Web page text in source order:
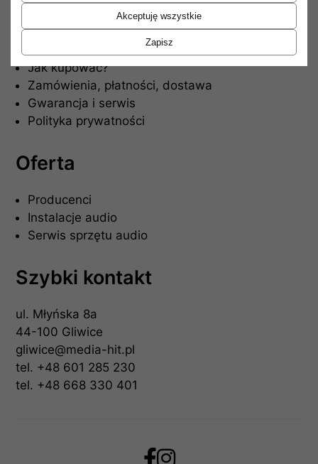
Informacje
Jak kupować?
Zamówienia, płatności, dostawa
Gwarancja i serwis
Polityka prywatności
Oferta
Producenci
Instalacje audio
Serwis sprzętu audio
Szybki kontakt
ul. Młyńska 8a
44-100 Gliwice
gliwice@media-hit.pl
tel. +48 601 285 230
tel. +48 668 330 401
Akceptuję wszystkie
Zapisz